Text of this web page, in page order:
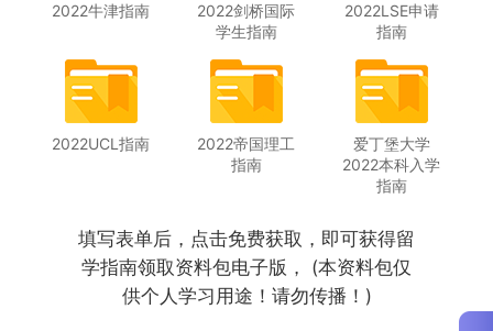
2022牛津指南
2022剑桥国际
学生指南
2022LSE申请
指南
2022UCL指南
2022帝国理工
指南
爱丁堡大学
2022本科入学
指南
填写表单后，点击免费获取，即可获得留
学指南领取资料包电子版， (本资料包仅
供个人学习用途！请勿传播！)